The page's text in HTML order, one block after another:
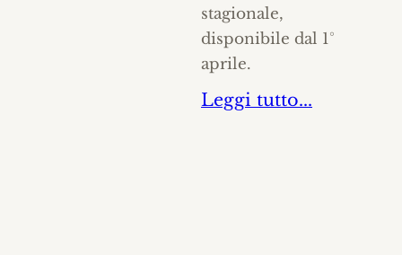
stagionale,
disponibile dal 1°
aprile.